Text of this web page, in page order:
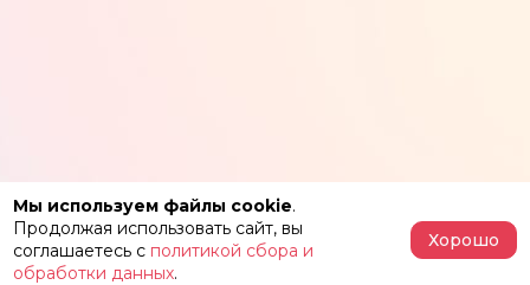
Мы используем файлы cookie.
Продолжая использовать сайт, вы
соглашаетесь с политикой сбора и
обработки данных.
Хорошо